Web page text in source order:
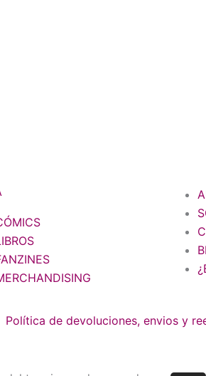
Política de devoluciones, envios y